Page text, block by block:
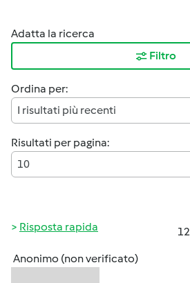
Adatta la ricerca
Filtro
Ordina per:
I risultati più recenti
Risultati per pagina:
10
Risposta rapida
Anonimo (non verificato)